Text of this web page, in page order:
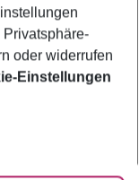
oder widerrufen
Einstellungen